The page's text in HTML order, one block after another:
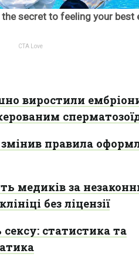
виростили
правила
медиків за
без ліцензії
статистика та